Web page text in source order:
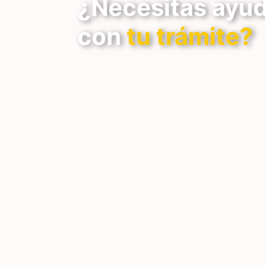
¿Necesitas
contu trámite?